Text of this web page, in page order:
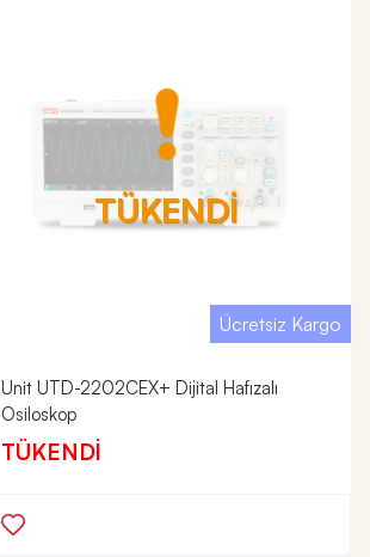
TÜKENDİ
Ücretsiz Kargo
Unit UTD-2202CEX+ Dijital Hafızalı
Osiloskop
TÜKENDİ